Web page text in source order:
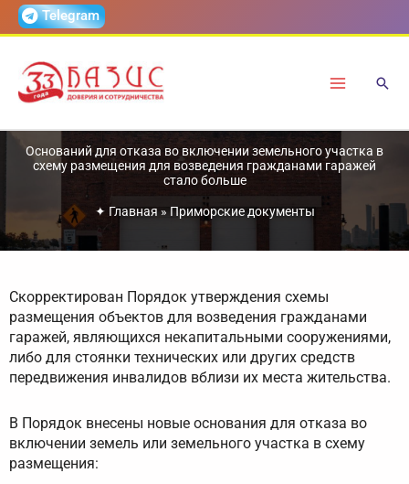
ПерейтиTelegram
Оснований для отказа во включении земельного участка в
схему размещения для возведения гражданами гаражей
стало больше
✦ Главная » Приморские документы
Скорректирован Порядок утверждения схемы
размещения объектов для возведения гражданами
гаражей, являющихся некапитальными сооружениями,
либо для стоянки технических или других средств
передвижения инвалидов вблизи их места жительства.
В Порядок внесены новые основания для отказа во
включении земель или земельного участка в схему
размещения: